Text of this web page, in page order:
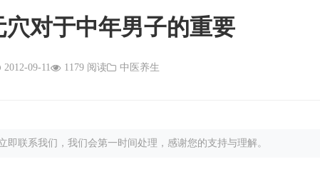
穴对于中年男子的重要
2012-09-11 1179 阅读 中医养生
联系我们，我们会第一时间处理，感谢您的支持与理解。